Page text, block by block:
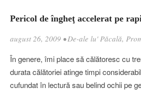
Pericol de îngheţ accelerat pe
august 26, 2009 •De-ale lu' Păcală,
În genere, îmi place să călătoresc cu
durata călătoriei atinge timpi
cufundat în lectură sau belind ochii pe